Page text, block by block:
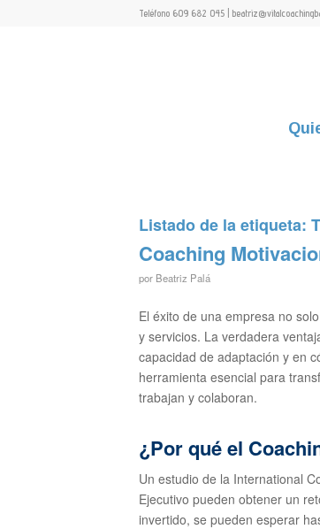
Teléfono 609 682 045 |
Listado de la etiqueta:
Coaching
por Beatriz Palá
El éxito de una empresa no
y servicios. La verdadera
capacidad de adaptación y en
herramienta esencial para
trabajan y colaboran.
¿Por qué el
Un estudio de la International
Ejecutivo pueden obtener un
invertido, se pueden esperar